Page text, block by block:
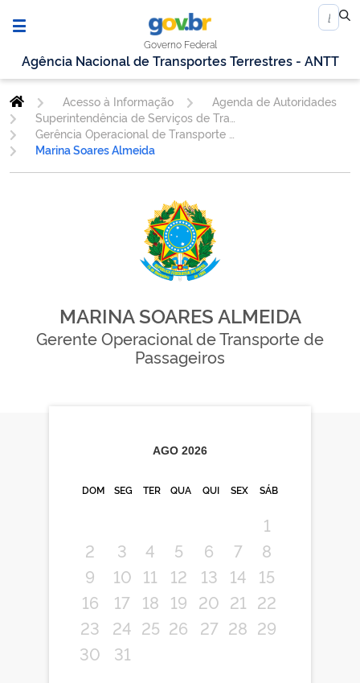
Governo Federal
Agência Nacional de Transportes Terrestres - ANTT
Acesso à Informação
Agenda de Autoridades
Marina Soares Almeida
MARINA SOARES ALMEIDA
Gerente Operacional de Transporte de
Passageiros
AGO 2026
DOM SEG TER QUA QUI SEX SÁB
1
2
3 4 5 6 7
8
9
10 11 12 13 14
15
16
17 18 19 20 21
22
23
24 25 26 27 28 29
30
31